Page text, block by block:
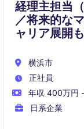
経理主担当
／将来的な
ャリア展開
横浜市
正社員
年収 400万円
日系企業